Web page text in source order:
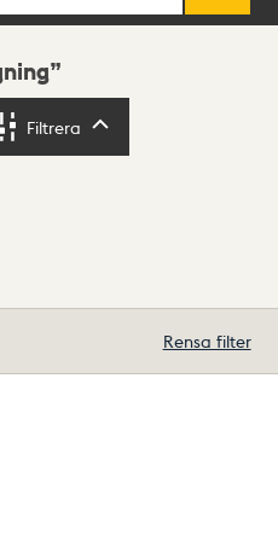
Filtrera
Rensa filter